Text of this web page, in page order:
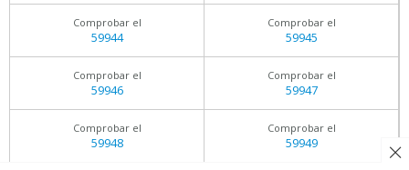
Comprobar el
59944
Comprobar el
59945
Comprobar el
59946
Comprobar el
59947
Comprobar el
59948
Comprobar el
59949